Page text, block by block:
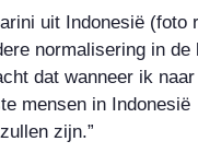
uit Indonesië (foto
normalisering in de
dat wanneer ik naar
mensen in Indonesië
zijn.”